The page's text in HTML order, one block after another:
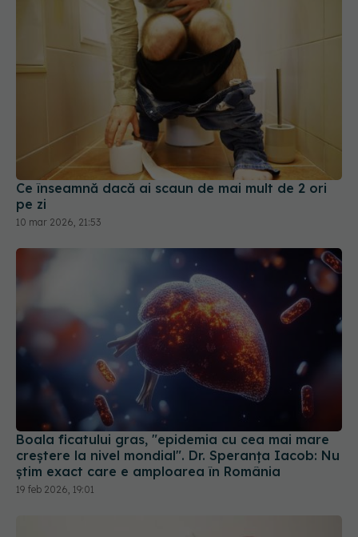
Ce înseamnă dacă ai scaun de mai mult de 2 ori
pe zi
10 mar 2026, 21:53
Boala ficatului gras, "epidemia cu cea mai mare
creștere la nivel mondial". Dr. Speranța Iacob: Nu
știm exact care e amploarea în România
19 feb 2026, 19:01